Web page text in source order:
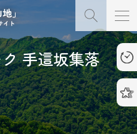
手這坂集落